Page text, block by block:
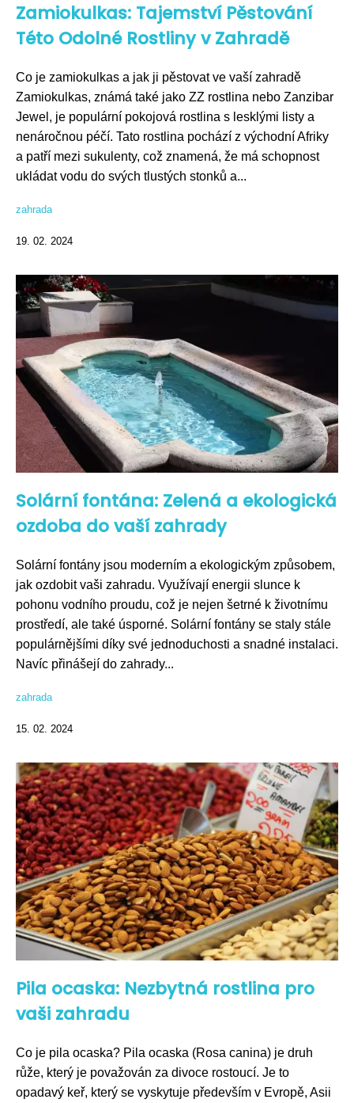
Zamiokulkas: Tajemství Pěstování
Této Odolné Rostliny v Zahradě
Co je zamiokulkas a jak ji pěstovat ve vaší zahradě
Zamiokulkas, známá také jako ZZ rostlina nebo Zanzibar
Jewel, je populární pokojová rostlina s lesklými listy a
nenáročnou péčí. Tato rostlina pochází z východní Afriky
a patří mezi sukulenty, což znamená, že má schopnost
ukládat vodu do svých tlustých stonků a...
zahrada
19. 02. 2024
Solární fontána: Zelená a ekologická
ozdoba do vaší zahrady
Solární fontány jsou moderním a ekologickým způsobem,
jak ozdobit vaši zahradu. Využívají energii slunce k
pohonu vodního proudu, což je nejen šetrné k životnímu
prostředí, ale také úsporné. Solární fontány se staly stále
populárnějšími díky své jednoduchosti a snadné instalaci.
Navíc přinášejí do zahrady...
zahrada
15. 02. 2024
Pila ocaska: Nezbytná rostlina pro
vaši zahradu
Co je pila ocaska? Pila ocaska (Rosa canina) je druh
růže, který je považován za divoce rostoucí. Je to
opadavý keř, který se vyskytuje především v Evropě, Asii